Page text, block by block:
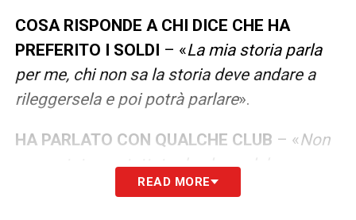
COSA RISPONDE A CHI DICE CHE HA
PREFERITO I SOLDI – «La mia storia parla
per me, chi non sa la storia deve andare a
rileggersela e poi potrà parlare».
HA PARLATO CON QUALCHE CLUB – «Non
sono stato contattato da alcun club
READ MORE